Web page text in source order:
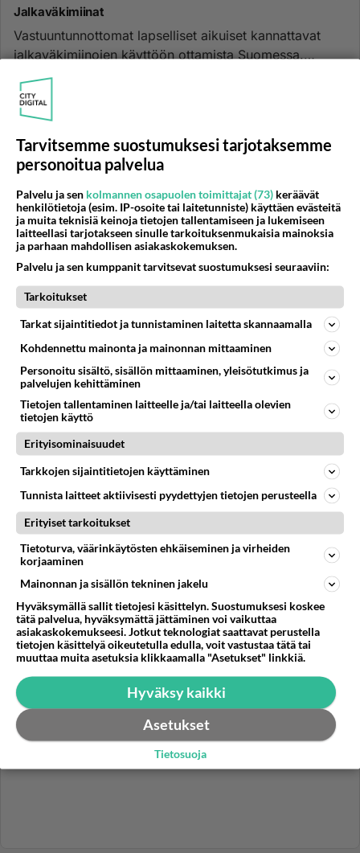
Jalkaväkimiinat
Vastuuntunnottomat lapselliset aikuiset kannattavat
jalkaväkimiinojen käyttöön ottamista Suomessa.
Lapsuuteni miinojen ...
25.11.2024 16:06
ARMEIJA Vastattu 16pv
Vieläkö intissä
natsat jaetaan ennen kun on tehtykään mitään. Esim:
pelikaverin sukulaiselle annetaan natsat keinolla millä
hyvänsä....
21.07.2026 16:11
ARMEIJA Vastattu 21pv
Suomen maanpuolustustahto on alle 1,5%
Vain 1,5% menee armeijaan vapaaehtoisesti,
miespuoliset pakotetaan sinne vankeusrangaistuksen
uhalla. Naisista suurin os...
15.02.2026 10:09 25
ARMEIJA Vastattu 24pv
Paras paikka käydä intti?
Terve! Mie oon menos inttiin. Olen tosiaan 2009
syntynyt. Kysyn nyt, että mikä on paras paikka käydä
12.03.2026 10:12
Tarvitsemme suostumuksesi tarjotaksemme
personoitua palvelua
Palvelu ja sen kolmannen osapuolen toimittajat (73) keräävät
henkilötietoja (esim. IP-osoite tai laitetunniste) käyttäen evästeitä
ja muita teknisiä keinoja tietojen tallentamiseen ja lukemiseen
laitteellasi tarjotakseen sinulle tarkoituksenmukaisia mainoksia
ja parhaan mahdollisen asiakaskokemuksen.
Palvelu ja sen kumppanit tarvitsevat suostumuksesi seuraaviin:
Tarkoitukset
Tarkat sijaintitiedot ja tunnistaminen laitetta skannaamalla
Kohdennettu mainonta ja mainonnan mittaaminen
Personoitu sisältö, sisällön mittaaminen, yleisötutkimus ja
palvelujen kehittäminen
Tietojen tallentaminen laitteelle ja/tai laitteella olevien
tietojen käyttö
Erityisominaisuudet
Tarkkojen sijaintitietojen käyttäminen
Tunnista laitteet aktiivisesti pyydettyjen tietojen perusteella
Erityiset tarkoitukset
Tietoturva, väärinkäytösten ehkäiseminen ja virheiden
korjaaminen
Mainonnan ja sisällön tekninen jakelu
Hyväksymällä sallit tietojesi käsittelyn. Suostumuksesi koskee
tätä palvelua, hyväksymättä jättäminen voi vaikuttaa
asiakaskokemukseesi. Jotkut teknologiat saattavat perustella
tietojen käsittelyä oikeutetulla edulla, voit vastustaa tätä tai
muuttaa muita asetuksia klikkaamalla "Asetukset" linkkiä.
Hyväksy kaikki
Asetukset
Tietosuoja